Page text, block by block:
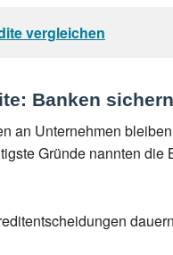
vergleichen
Banken
an Unternehmen
Gründe nannten